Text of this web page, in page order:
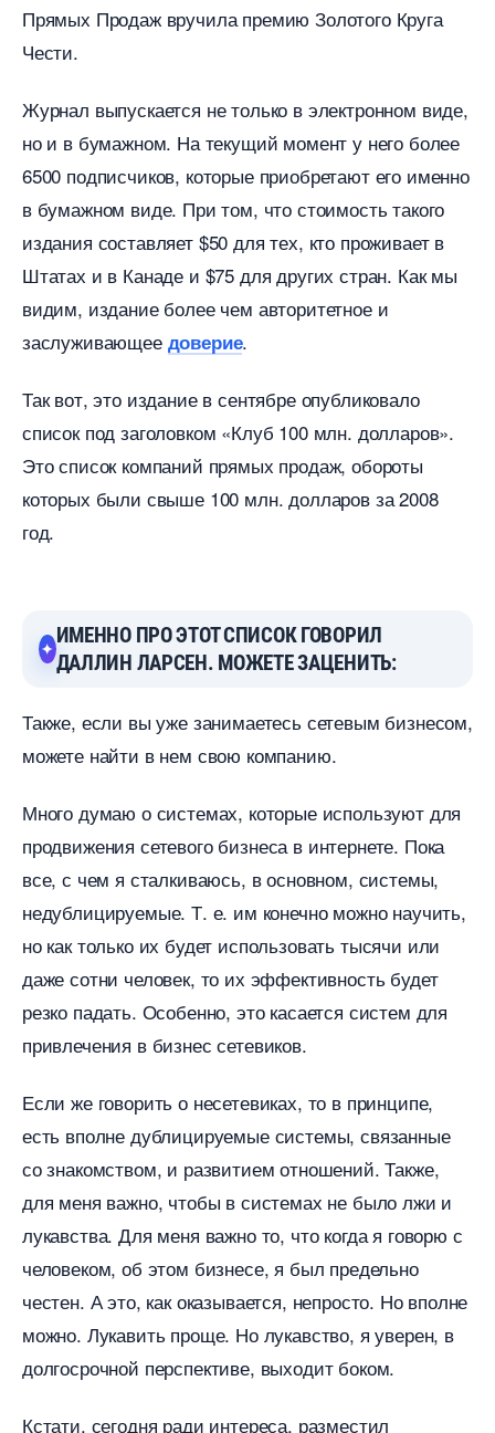
Прямых Продаж вручила премию Золотого Круга
Чести.
Журнал выпускается не только в электронном виде,
но и в бумажном. На текущий момент у него более
6500 подписчиков, которые приобретают его именно
умажном виде. При том, что стоимость такого
издания составляет $50 для тех, кто проживает
Штатах и в Канаде и $75 для других стран. Как мы
идим, издание более чем авторитетное и
заслуживающее доверие.
Так вот, это издание в сентябре опубликовало
список под заголовком «Клуб 100 млн. долларов».
Это список компаний прямых продаж, обороты
которых были свыше 100 млн. долларов за 2008
од.
ИМЕННО ПРО ЭТОТ СПИСОК ГОВОРИЛ
ДАЛЛИН ЛАРСЕН. МОЖЕТЕ ЗАЦЕНИТЬ:
Также, если вы уже занимаетесь сетевым бизнесом,
можете найти в нем свою компанию.
Много думаю о системах, которые используют для
продвижения сетевого бизнеса в интернете. Пока
се, с чем я сталкиваюсь, в основном, системы,
недублицируемые. Т. е. им конечно можно научить,
но как только их будет использовать тысячи или
даже сотни человек, то их эффективность будет
резко падать. Особенно, это касается систем для
привлечения в бизнес сетевиков.
Если же говорить о несетевиках, то в принципе,
есть вполне дублицируемые системы, связанные
со знакомством, и развитием отношений. Также,
для меня важно, чтобы в системах не было лжи и
лукавства. Для меня важно то, что когда я говорю с
человеком, об этом бизнесе, я был предельно
честен. А это, как оказывается, непросто. Но вполне
можно. Лукавить проще. Но лукавство, я уверен,
долгосрочной перспективе, выходит боком.
Кстати, сегодня ради интереса, разместил